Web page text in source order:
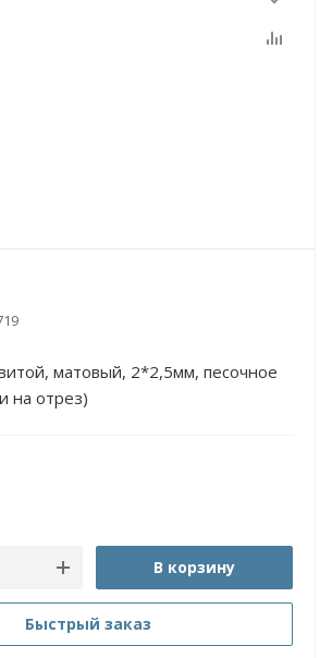
матовый, 2*2,5мм, песочное
на отрез)
В корзину
Быстрый заказ